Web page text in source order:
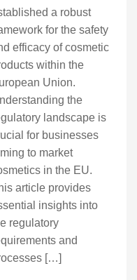
a robust
for the safety
efficacy of cosmetic
within the
Union.
the
landscape is
for businesses
to market
in the EU.
article provides
insights into
regulatory
and
[…]